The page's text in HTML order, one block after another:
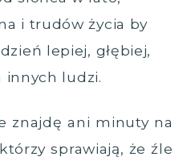
i trudów życia by
lepiej, głębiej,
innych ludzi.
znajdę ani minuty na
sprawiają, że źle